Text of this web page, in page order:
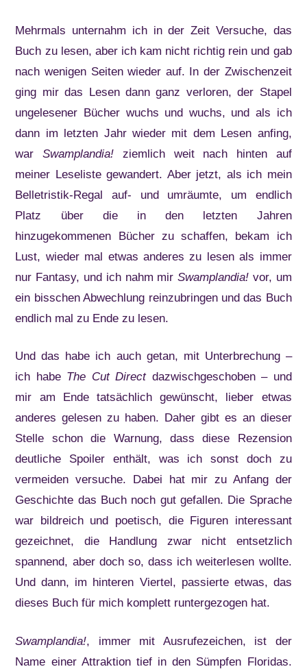
Mehrmals unternahm ich in der Zeit Versuche, das
Buch zu lesen, aber ich kam nicht richtig rein und gab
nach wenigen Seiten wieder auf. In der Zwischenzeit
ging mir das Lesen dann ganz verloren, der Stapel
ungelesener Bücher wuchs und wuchs, und als ich
dann im letzten Jahr wieder mit dem Lesen anfing,
warSwamplandia! ziemlich weit nach hinten auf
meiner Leseliste gewandert. Aber jetzt, als ich mein
Belletristik-Regal auf- und umräumte, um endlich
Platz über die in den letzten Jahren
hinzugekommenen Bücher zu schaffen, bekam ich
Lust, wieder mal etwas anderes zu lesen als immer
nur Fantasy, und ich nahm mirSwamplandia! vor, um
ein bisschen Abwechlung reinzubringen und das Buch
endlich mal zu Ende zu lesen.
Und das habe ich auch getan, mit Unterbrechung –
ich habe The Cut Directdazwischgeschoben – und
mir am Ende tatsächlich gewünscht, lieber etwas
anderes gelesen zu haben. Daher gibt es an dieser
Stelle schon die Warnung, dass diese Rezension
deutliche Spoiler enthält, was ich sonst doch zu
vermeiden versuche. Dabei hat mir zu Anfang der
Geschichte das Buch noch gut gefallen. Die Sprache
war bildreich und poetisch, die Figuren interessant
gezeichnet, die Handlung zwar nicht entsetzlich
spannend, aber doch so, dass ich weiterlesen wollte.
Und dann, im hinteren Viertel, passierte etwas, das
dieses Buch für mich komplett runtergezogen hat.
Swamplandia!, immer mit Ausrufezeichen, ist der
Name einer Attraktion tief in den Sümpfen Floridas.